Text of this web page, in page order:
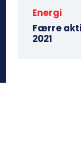
Energi
Færre
2021